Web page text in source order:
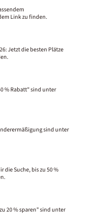
Link zu finden.
Jetzt die besten Plätze
% Rabatt" sind unter
sind unter
die Suche, bis zu 50 %
20 % sparen" sind unter